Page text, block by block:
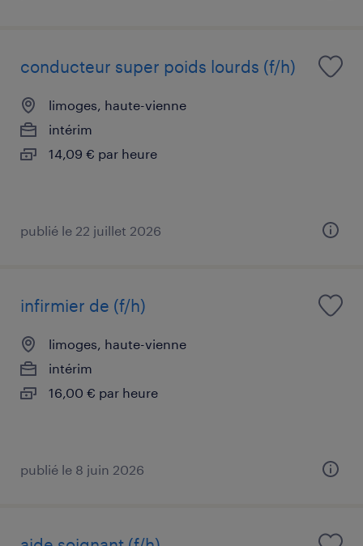
conducteur super poids lourds (f/h)
limoges, haute-vienne
intérim
14,09 € par heure
publié le 22 juillet 2026
infirmier de (f/h)
limoges, haute-vienne
intérim
16,00 € par heure
publié le 8 juin 2026